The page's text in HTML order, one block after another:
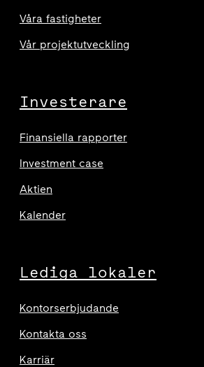
Våra fastigheter
Vår projektutveckling
Investerare
Finansiella rapporter
Investment case
Aktien
Kalender
Lediga lokaler
Kontorserbjudande
Kontakta oss
Karriär